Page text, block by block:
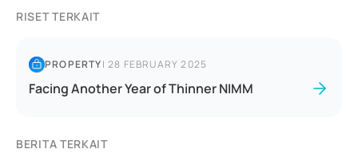
RISET TERKAIT
PROPERTY|28 FEBRUARY 2025
Facing Another Year of Thinner NIMM
BERITA TERKAIT